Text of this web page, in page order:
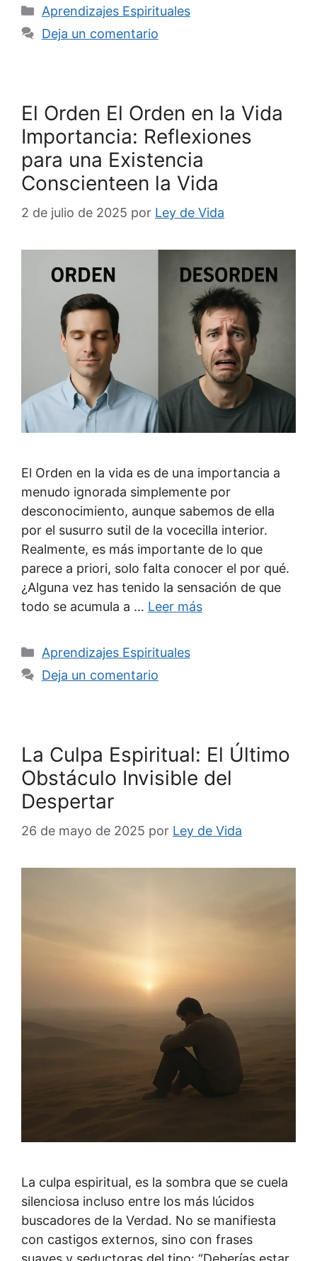
Categorías
Aprendizajes Espirituales
Deja un comentario
El Orden El Orden en la Vida
Importancia: Reflexiones
para una Existencia
Conscienteen la Vida
2 de julio de 2025 por Ley de Vida
El Orden en la vida es de una importancia a
menudo ignorada simplemente por
desconocimiento, aunque sabemos de ella
por el susurro sutil de la vocecilla interior.
Realmente, es más importante de lo que
parece a priori, solo falta conocer el por qué.
¿Alguna vez has tenido la sensación de que
todo se acumula a … Leer más
Categorías
Aprendizajes Espirituales
Deja un comentario
La Culpa Espiritual: El Último
Obstáculo Invisible del
Despertar
26 de mayo de 2025 por Ley de Vida
La culpa espiritual, es la sombra que se cuela
silenciosa incluso entre los más lúcidos
buscadores de la Verdad. No se manifiesta
con castigos externos, sino con frases